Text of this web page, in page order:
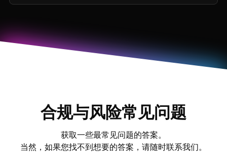
合规与风险常见问题
获取一些最常见问题的答案。
当然，如果您找不到想要的答案，请随时联系我们。